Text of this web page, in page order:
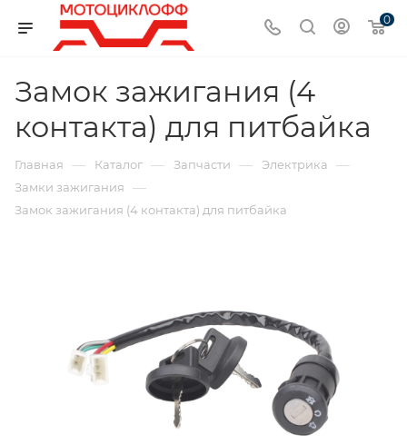
0
Замок зажигания (4
контакта) для питбайка
Главная — Каталог — Запчасти — Электрика —
Замки зажигания —
Замок зажигания (4 контакта) для питбайка